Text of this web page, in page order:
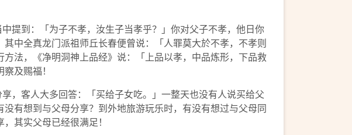
提到：「为子不孝，汝生子当孝乎？」你对父子不孝，他日你
中全真龙门派祖师丘长春便曾说：「人罪莫大於不孝，不孝则
法，《净明洞神上品经》说：「上品以孝，中品炼形，下品救
及赐福！
，客人大多回答：「买给子女吃。」一整天也没有人说买给父
有想到与父母分享？到外地旅游玩乐时，有没有想过与父母同
其实父母已经很满足！